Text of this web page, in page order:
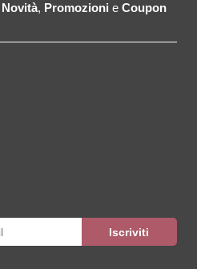
Novità, Promozioni e Coupon